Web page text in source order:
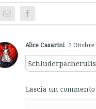
Alice Casarini 2 Ottobre
Lascia un commento